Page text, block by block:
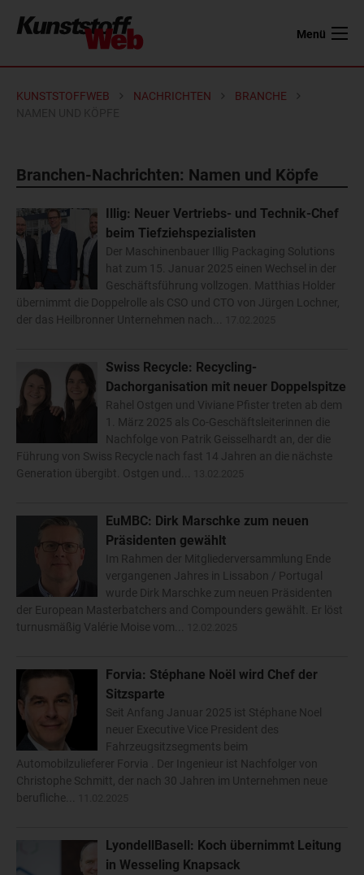
Menü
KUNSTSTOFFWEB NACHRICHTEN
BRANCHE
Branchen-Nachrichten: Namen und Köpfe
Illig: Neuer Vertriebs- und Technik-Chef
beim Tiefziehspezialisten
Der Maschinenbauer Illig Packaging Solutions
hat zum 15. Januar 2025 einen Wechsel in der
Geschäftsführung vollzogen. Matthias Holder
übernimmt die Doppelrolle als CSO und CTO von Jürgen Lochner,
der das Heilbronner Unternehmen nach...
Swiss Recycle: Recycling-
Dachorganisation mit neuer Doppelspitze
Rahel Ostgen und Viviane Pfister treten ab dem
1. März 2025 als Co-Geschäftsleiterinnen die
Nachfolge von Patrik Geisselhardt an, der die
Führung von Swiss Recycle nach fast 14 Jahren an die nächste
Generation übergibt. Ostgen und...
EuMBC: Dirk Marschke zum neuen
Präsidenten gewählt
Im Rahmen der Mitgliederversammlung Ende
vergangenen Jahres in Lissabon / Portugal
wurde Dirk Marschke zum neuen Präsidenten
der European Masterbatchers and Compounders gewählt. Er löst
turnusmäßig Valérie Moise vom...
Forvia: Stéphane Noël wird Chef der
Sitzsparte
Seit Anfang Januar 2025 ist Stéphane Noel
neuer Executive Vice President des
Fahrzeugsitzsegments beim
Automobilzulieferer Forvia . Der Ingenieur ist Nachfolger von
Christophe Schmitt, der nach 30 Jahren im Unternehmen neue
berufliche...
LyondellBasell: Koch übernimmt Leitung
in Wesseling Knapsack